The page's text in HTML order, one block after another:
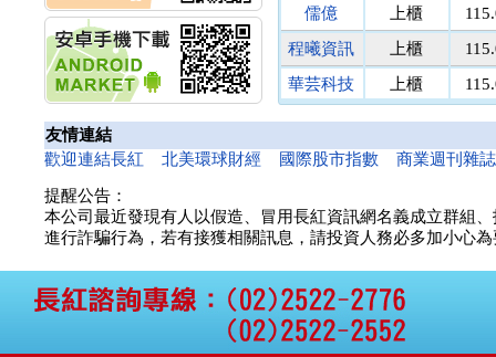
華旭先進:代重要子公司
碩通散熱股份有限公司
公告董事會決議發行員
工認股權
華旭先進:代重要子公司
公告董事會追認113年
向關係
碩通散熱股份有限公司
公告向關係人取得使用
權資產
BeliteBio,Inc公告受邀參
加第27屆眼
巨生生醫:公告本公司
MPB-1523MRI顯影劑-
東盈光電
議價
匯頂電腦
議價
南美特科
議價
台塑網科
70.00
捷揚光電
議價
新德科技
議價
諾瓦材料
議價
智安電子
議價
穩晟材料
騰錂鐳射
茂德科技
儒億
上櫃
程曦資訊
上櫃
華芸科技
上櫃
精華生醫
上櫃
和亞智慧
上櫃
友情連結
歡迎連結長紅
北美環球財經 國際股市指數 商業週刊雜
提醒公告：
本公司最近發現有人以假造、冒用長紅資訊網名義成立群組
進行詐騙行為，若有接獲相關訊息，請投資人務必多加小心